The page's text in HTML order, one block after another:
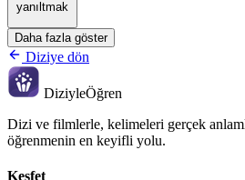
yanıltmak
Daha fazla göster
Diziye dön
DiziyleÖğren
Dizi ve filmlerle, kelimeleri gerçek
öğrenmenin en keyifli yolu.
Keşfet